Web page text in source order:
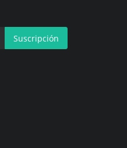
Suscripción